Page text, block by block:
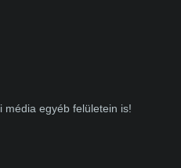
média egyéb felületein is!